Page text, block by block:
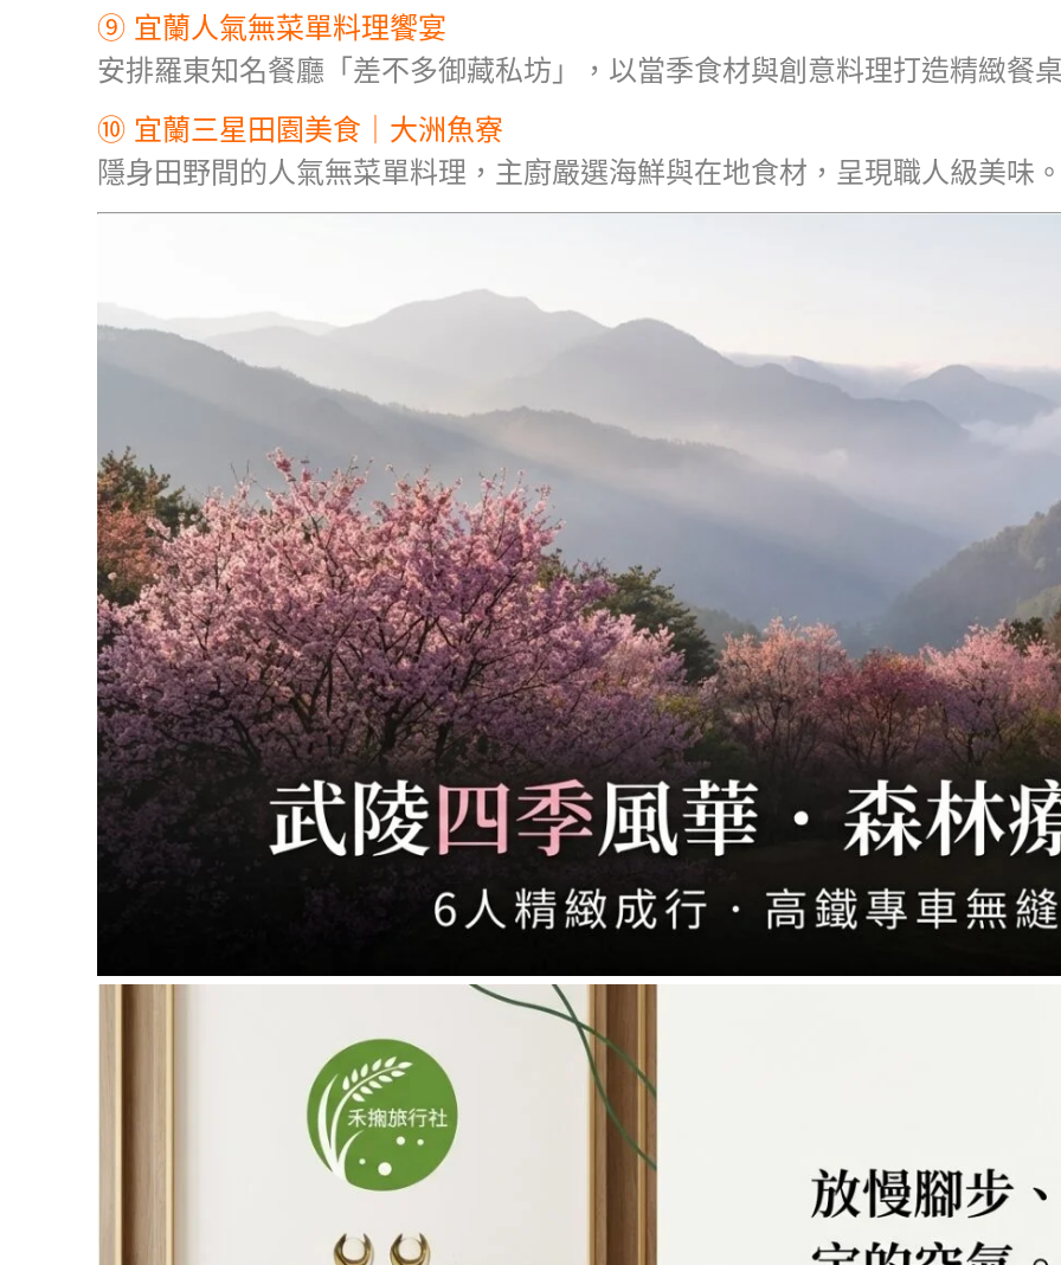
⑨ 宜蘭人氣無菜單料理饗宴
安排羅東知名餐廳「差不多御藏私坊」，以當季食材與創意料理打造精緻餐
⑩ 宜蘭三星田園美食｜大洲魚寮
隱身田野間的人氣無菜單料理，主廚嚴選海鮮與在地食材，呈現職人級美味